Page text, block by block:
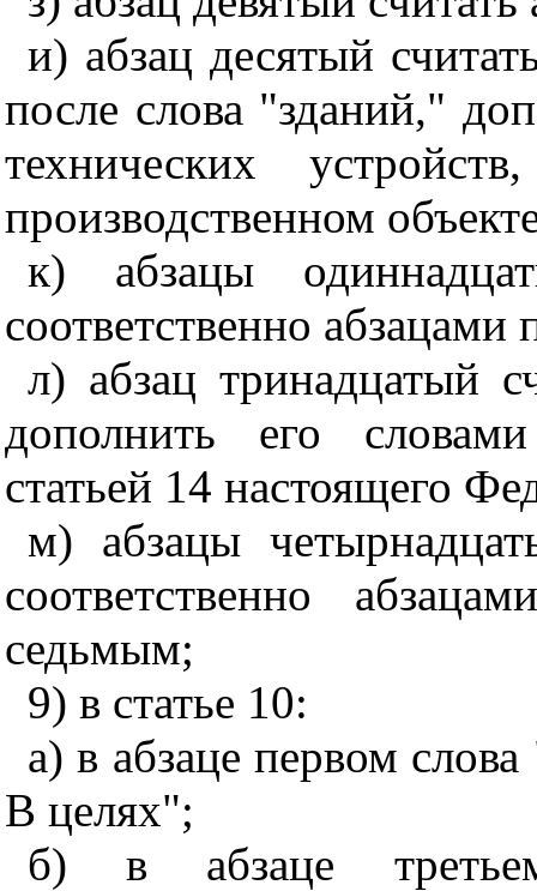
и) абзац десятый
после слова "зданий,"
технических
производственном
к) абзацы
соответственно
л) абзац тринадцатый
дополнить его
статьей 14 настоящего
м) абзацы
соответственно
седьмым;
9) в статье 10:
а) в абзаце первом
В целях";
б) в абзаце третьем